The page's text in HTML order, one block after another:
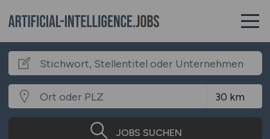
JOBS SUCHEN